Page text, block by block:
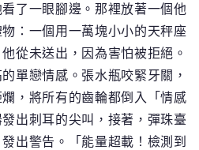
了一眼腳邊。那裡放著一個他
：一個用一萬塊小小的天秤座
從未送出，因為害怕被拒絕。
單戀情感。張水瓶咬緊牙關，
，將所有的齒輪都倒入「情感
出刺耳的尖叫，接著，彈珠臺
出警告。「能量超載！檢測到